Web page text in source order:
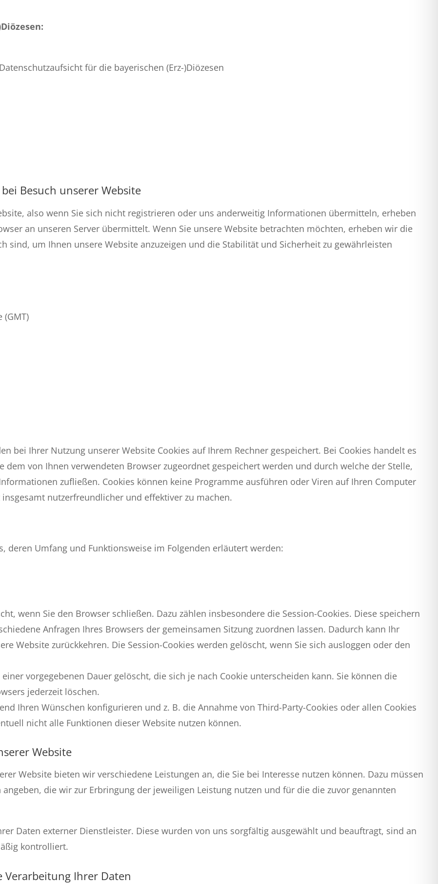
für die bayerischen (Erz-)Diözesen
Besuch unserer Website
also wenn Sie sich nicht registrieren oder uns anderweitig Informationen übermitteln, erheben
an unseren Server übermittelt. Wenn Sie unsere Website betrachten möchten, erheben wir die
sind, um Ihnen unsere Website anzuzeigen und die Stabilität und Sicherheit zu gewährleisten
(GMT)
bei Ihrer Nutzung unserer Website Cookies auf Ihrem Rechner gespeichert. Bei Cookies handelt es
dem von Ihnen verwendeten Browser zugeordnet gespeichert werden und durch welche der Stelle,
zufließen. Cookies können keine Programme ausführen oder Viren auf Ihren Computer
nutzerfreundlicher und effektiver zu machen.
deren Umfang und Funktionsweise im Folgenden erläutert werden:
wenn Sie den Browser schließen. Dazu zählen insbesondere die Session-Cookies. Diese speichern
Anfragen Ihres Browsers der gemeinsamen Sitzung zuordnen lassen. Dadurch kann Ihr
Website zurückkehren. Die Session-Cookies werden gelöscht, wenn Sie sich ausloggen oder den
vorgegebenen Dauer gelöscht, die sich je nach Cookie unterscheiden kann. Sie können die
jederzeit löschen.
Ihren Wünschen konfigurieren und z. B. die Annahme von Third-Party-Cookies oder allen Cookies
nicht alle Funktionen dieser Website nutzen können.
Website
Website bieten wir verschiedene Leistungen an, die Sie bei Interesse nutzen können. Dazu müssen
die wir zur Erbringung der jeweiligen Leistung nutzen und für die die zuvor genannten
Daten externer Dienstleister. Diese wurden von uns sorgfältig ausgewählt und beauftragt, sind an
kontrolliert.
Verarbeitung Ihrer Daten